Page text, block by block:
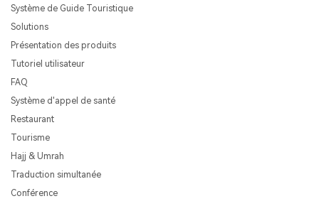
Système de Guide Touristique
Solutions
Présentation des produits
Tutoriel utilisateur
FAQ
Système d'appel de santé
Restaurant
Tourisme
Hajj & Umrah
Traduction simultanée
Conférence